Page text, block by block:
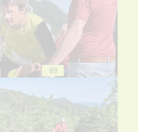
88